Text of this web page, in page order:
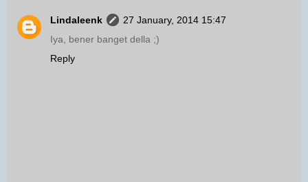
Lindaleenk
27 January, 2014 15:47
Iya, bener banget della ;)
Reply